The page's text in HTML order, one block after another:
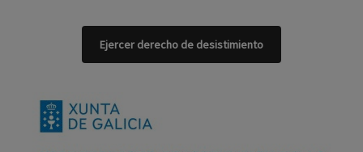
Ejercer derecho de desistimiento